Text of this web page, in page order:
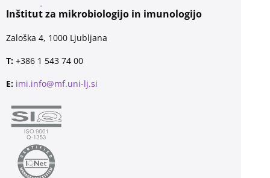
Inštitut za mikrobiologijo in imunologijo
Zaloška 4, 1000 Ljubljana
T: +386 1 543 74 00
E: imi.info@mf.uni-lj.si